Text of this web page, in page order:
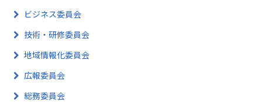
ビジネス委員会
技術・研修委員会
地域情報化委員会
広報委員会
総務委員会